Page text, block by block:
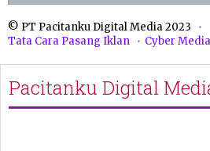
© PT Pacitanku Digital Media 2023
Tata Cara Pasang Iklan
Cyber
Pacitanku Digital